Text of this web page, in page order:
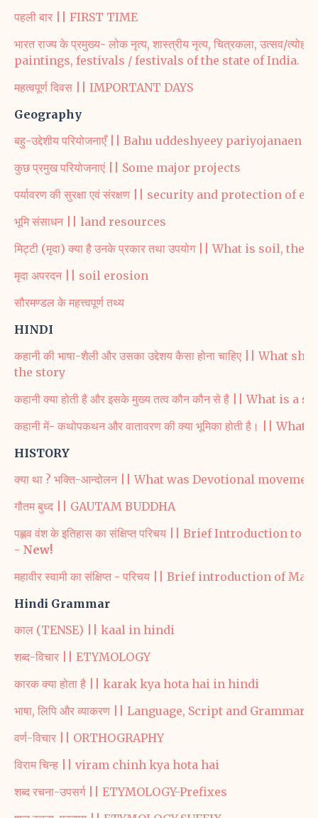
पहली बार || FIRST TIME
भारत राज्य के प्रमुख्य- लोक नृत्य, शास्त्रीय नृत्य, चित्रकला,
paintings, festivals / festivals of the state of India.
महत्वपूर्ण दिवस || IMPORTANT DAYS
Geography
बहु-उद्देशीय परियोजनाएँ || Bahu uddeshyeey pariyojanaen
कुछ प्रमुख परियोजनाएं || Some major projects
पर्यावरण की सुरक्षा एवं संरक्षण || security and protection of
भूमि संसाधन || land resources
मिट्टी (मृदा) क्या है उनके प्रकार तथा उपयोग || What is soil,
मृदा अपरदन || soil erosion
सौरमण्डल के महत्त्वपूर्ण तथ्य
HINDI
कहानी की भाषा-शैली और उसका उद्देशय कैसा होना चाहिए ||
the story
कहानी क्या होती है और इसके मुख्य तत्व कौन कौन से है || What is
कहानी में- कथोपकथन और वातावरण की क्या भूमिका होती है। ||
HISTORY
क्या था ? भक्ति-आन्दोलन || What was Devotional movement
गौतम बुध्द || GAUTAM BUDDHA
पह्लव वंश के इतिहास का संक्षिप्त परिचय || Brief Introduction
- New!
महावीर स्वामी का संक्षिप्त - परिचय || Brief introduction of
Hindi Grammar
काल (TENSE) || kaal in hindi
शब्द-विचार || ETYMOLOGY
कारक क्या होता है || karak kya hota hai in hindi
भाषा, लिपि और व्याकरण || Language, Script and Grammar
वर्ण-विचार || ORTHOGRAPHY
विराम चिन्ह || viram chinh kya hota hai
शब्द रचना-उपसर्ग || ETYMOLOGY-Prefixes